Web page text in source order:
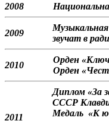
2008
2009
звучат в
2010
Орден
Орден
2011
Диплом «За
СССР
Медаль «К